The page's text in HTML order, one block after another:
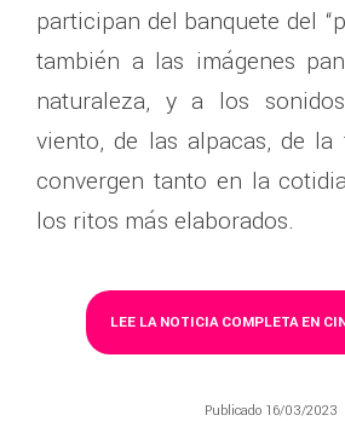
participan del banquete del
también a las imágenes
naturaleza, y a los
viento, de las alpacas, de
convergen tanto en la
los ritos más elaborados.
LEE LA NOTICIA COMPLETA EN
Publicado 16/03/2023